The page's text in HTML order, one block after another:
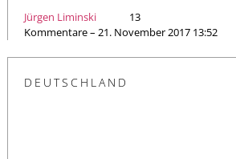
Jürgen Liminski
13
Kommentare – 21. November 2017 13:52
DEUTSCHLAND